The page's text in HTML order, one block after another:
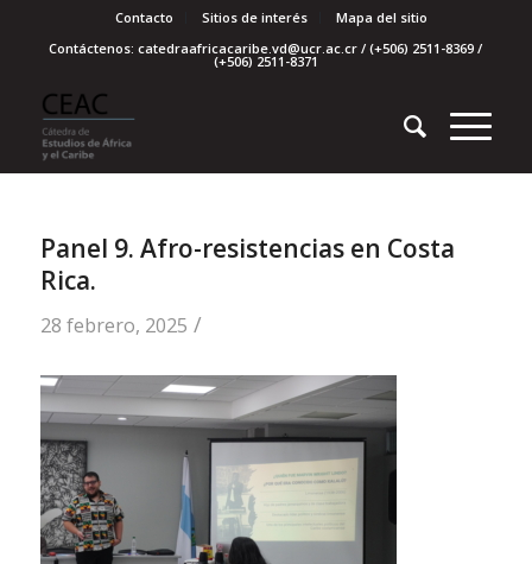
Contacto Sitios de interés
Mapa del sitio
Contáctenos: catedraafricacaribe.vd@ucr.ac.cr / (+506) 2511-8369 /
(+506) 2511-8371
Panel 9. Afro-resistencias en Costa
Rica.
28 febrero, 2025 /